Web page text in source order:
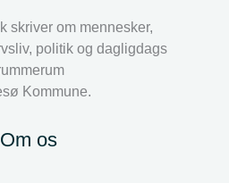
skriver om mennesker,
politik og dagligdags
Kommune.
Om os